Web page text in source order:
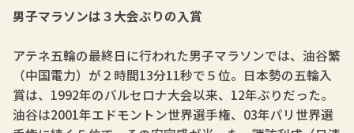
男子マラソンは３大会ぶりの入賞
アテネ五輪の最終日に行われた男子マラソンでは、油谷繁
（中国電力）が２時間13分11秒で５位。日本勢の五輪入
賞は、1992年のバルセロナ大会以来、12年ぶりだった。
油谷は2001年エドモントン世界選手権、03年パリ世界選